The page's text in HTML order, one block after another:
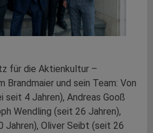
für die Aktienkultur –
Brandmaier und sein Team: Von
seit 4 Jahren), Andreas Gooß
Wendling (seit 26 Jahren),
Jahren), Oliver Seibt (seit 26